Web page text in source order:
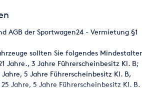
Km/h
AGB der Sportwagen24 - Vermietung §1
sollten Sie folgendes Mindestalter
Jahre., 3 Jahre Führerscheinbesitz Kl. B;
5 Jahre Führerscheinbesitz Kl. B,
Jahre, 5 Jahre Führerscheinbesitz Kl. B.